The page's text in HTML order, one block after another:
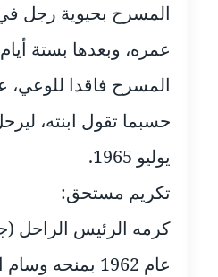
مدونة مارية محمد
عاملة
مدونة مبارك عابد
عاملة
عاملة
مدونة محمد ابو
عاملة
المسرح بحيوية رجل
عمره، وبعدها بستة
المسرح فاقدا للوعي،
يوليو 1965.
تكريم مستحق:
كرمه الرئيس الراحل
عام 1962 بمنحه